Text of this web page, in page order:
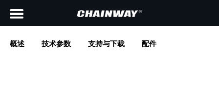
概述 技术参数 支持与下载 配件